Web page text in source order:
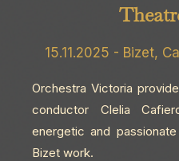
15.11.2025 - Bizet,
Orchestra Victoria
conductor Clelia
energetic and
Bizet work.